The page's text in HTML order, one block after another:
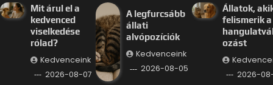
Mit árul el a
kedvenced
viselkedése
rólad?
Kedvenceink
2026-08-07
A legfurcsább
állati
alvópozíciók
Kedvenceink
2026-08-05
Állatok,
felismerik a
ozást
2026-